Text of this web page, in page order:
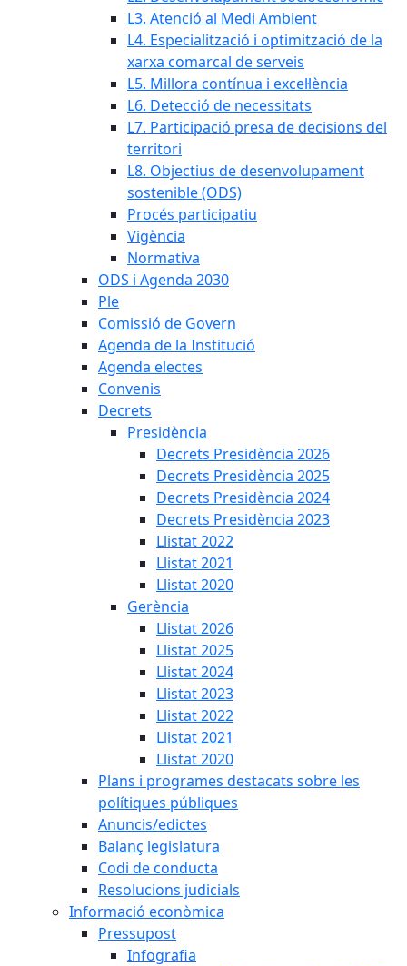
L3. Atenció al Medi Ambient
L4. Especialització i optimització de la
xarxa comarcal de serveis
L5. Millora contínua i excel·lència
L6. Detecció de necessitats
L7. Participació presa de decisions del
territori
L8. Objectius de desenvolupament
sostenible (ODS)
Procés participatiu
Vigència
Normativa
ODS i Agenda 2030
Ple
Comissió de Govern
Agenda de la Institució
Agenda electes
Convenis
Decrets
Presidència
Decrets Presidència 2026
Decrets Presidència 2025
Decrets Presidència 2024
Decrets Presidència 2023
Llistat 2022
Llistat 2021
Llistat 2020
Gerència
Llistat 2026
Llistat 2025
Llistat 2024
Llistat 2023
Llistat 2022
Llistat 2021
Llistat 2020
Plans i programes destacats sobre les
polítiques públiques
Anuncis/edictes
Balanç legislatura
Codi de conducta
Resolucions judicials
Informació econòmica
Pressupost
Infografia